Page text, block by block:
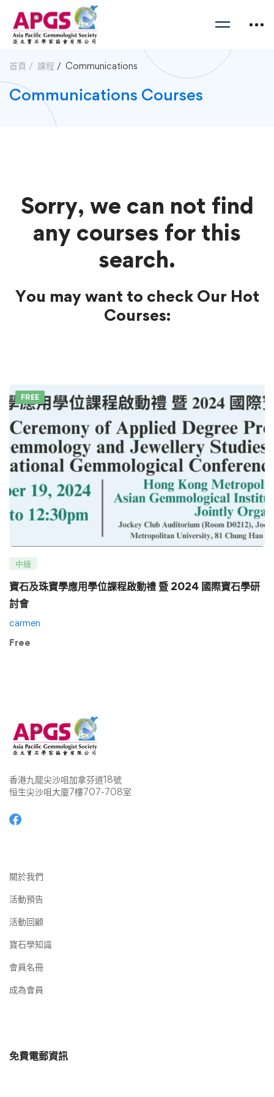
首頁 課程 Communications
Communications Courses
Sorry, we can not find
any courses for this
search.
You may want to check Our Hot
Courses:
FREE
中級
寶石及珠寶學應用學位課程啟動禮 暨 2024 國際寶石學研
討會
carmen
Free
香港九龍尖沙咀加拿芬道18號
恒生尖沙咀大廈7樓707-708室
關於我們
活動預告
活動回顧
寶石學知識
會員名冊
成為會員
免費電郵資訊